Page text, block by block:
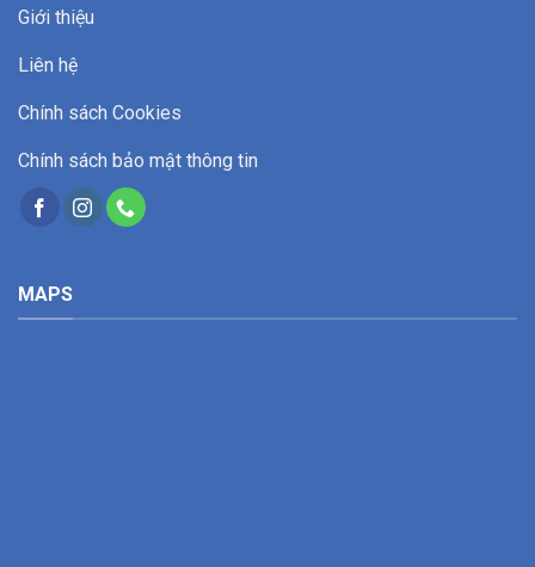
Giới thiệu
Liên hệ
Chính sách Cookies
Chính sách bảo mật thông tin
MAPS